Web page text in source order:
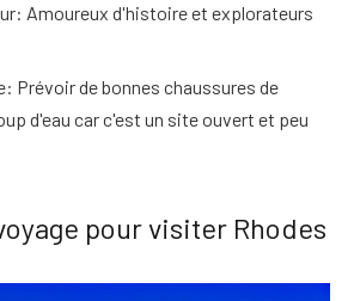
: Amoureux d'histoire et explorateurs
: Prévoir de bonnes chaussures de
d'eau car c'est un site ouvert et peu
pour visiter Rhodes